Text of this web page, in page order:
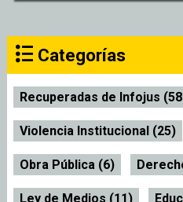
Categorías
Recuperadas de Infojus
Violencia Institucional (25)
Obra Pública (6)
Ley de Medios (11)